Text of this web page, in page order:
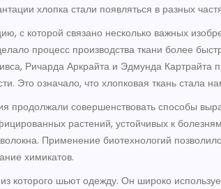
хлопка стали появляться в разных
с которой связано несколько важных
процесс производства ткани более
Ричарда Аркрайта и Эдмунда Картрайта
Это означало, что хлопковая ткань стала
продолжали совершенствовать способы
растений, устойчивых к
Применение биотехнологий
химикатов.
которого шьют одежду. Он широко